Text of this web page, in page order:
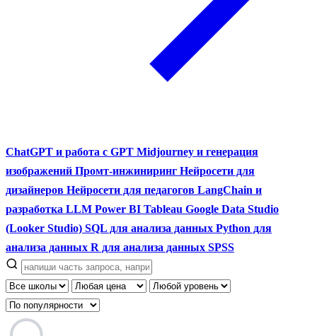
ChatGPT и работа с GPT Midjourney и генерация
изображений Промт-инжиниринг Нейросети для
дизайнеров Нейросети для педагогов LangChain и
разработка LLM Power BI Tableau Google Data Studio
(Looker Studio) SQL для анализа данных Python для
анализа данных R для анализа данных SPSS